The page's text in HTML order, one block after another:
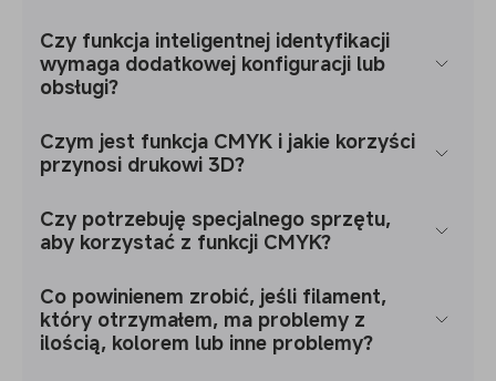
Czy funkcja inteligentnej identyfikacji
wymaga dodatkowej konfiguracji lub
obsługi?
Czym jest funkcja CMYK i jakie korzyści
przynosi drukowi 3D?
Czy potrzebuję specjalnego sprzętu,
aby korzystać z funkcji CMYK?
Co powinienem zrobić, jeśli filament,
który otrzymałem, ma problemy z
ilością, kolorem lub inne problemy?